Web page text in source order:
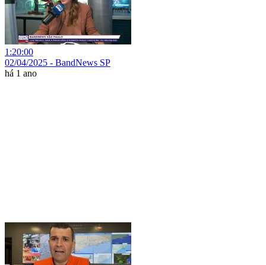
1:20:00
02/04/2025 - BandNews SP
há 1 ano